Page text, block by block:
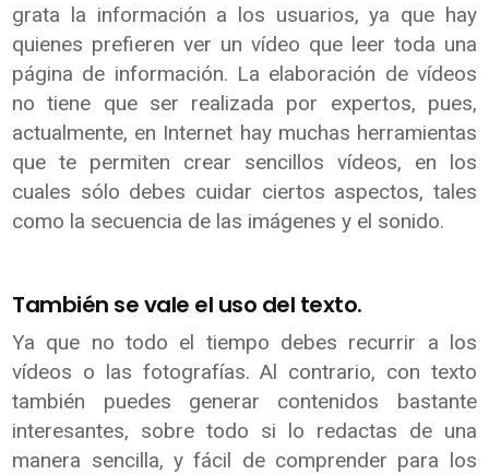
grata la información a los usuarios, ya que hay
quienes prefieren ver un vídeo que leer toda una
página de información. La elaboración de vídeos
no tiene que ser realizada por expertos, pues,
actualmente, en Internet hay muchas herramientas
que te permiten crear sencillos vídeos, en los
cuales sólo debes cuidar ciertos aspectos, tales
como la secuencia de las imágenes y el sonido.
También se vale el uso del texto.
Ya que no todo el tiempo debes recurrir a los
vídeos o las fotografías. Al contrario, con texto
también puedes generar contenidos bastante
interesantes, sobre todo si lo redactas de una
manera sencilla, y fácil de comprender para los